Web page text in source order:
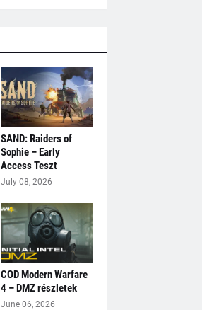
SAND: Raiders of
Sophie – Early
Access Teszt
July 08, 2026
COD Modern Warfare
4 – DMZ részletek
June 06, 2026